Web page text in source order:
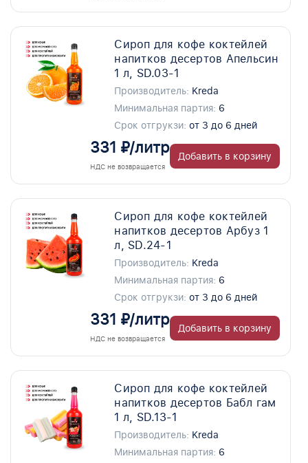
Сироп для кофе коктейлей
напитков десертов Апельсин
1 л, SD.03-1
Производитель: Kreda
Минимальная партия: 6
Срок отгрукзи: от 3 до 6 дней
331 ₽/литр
НДС не возвращается
Добавить в корзину
Сироп для кофе коктейлей
напитков десертов Арбуз 1
л, SD.24-1
Производитель: Kreda
Минимальная партия: 6
Срок отгрукзи: от 3 до 6 дней
331 ₽/литр
НДС не возвращается
Добавить в корзину
Сироп для кофе коктейлей
напитков десертов Бабл гам
1 л, SD.13-1
Производитель: Kreda
Минимальная партия: 6